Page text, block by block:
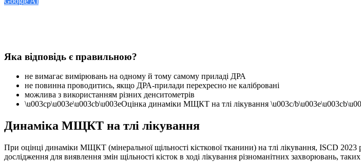
Яка відповідь є правильною?
не вимагає вимірювань на одному й тому самому приладі ДРА
не повинна проводитись, якщо ДРА-прилади перехресно не калібровані
можлива з використанням різних денситометрів
\u003cp\u003e\u003cb\u003eОцінка динаміки МЩКТ на тлі лікування \u003c/
Динаміка МЩКТ на тлі лікування
При оцінці динаміки МЩКТ (мінеральної щільності кісткової тканини) на тлі лікування, ISCD
дослідження для виявлення змін щільності кісток в ході лікування різноманітних захворювань,